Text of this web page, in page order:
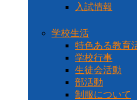
入試情報
学校生活
特色ある教育
学校行事
生徒会活動
部活動
制服について